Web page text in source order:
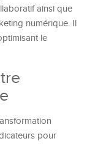
ainsi que
numérique. Il
le
pour